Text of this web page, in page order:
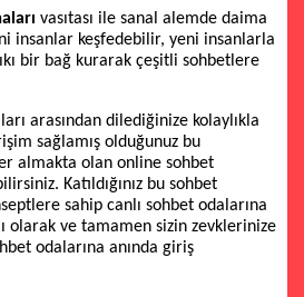
vasıtası ile sanal alemde daima
insanlar keşfedebilir, yeni insanlarla
bir bağ kurarak çeşitli sohbetlere
arasından dilediğinize kolaylıkla
sağlamış olduğunuz bu
almakta olan online sohbet
Katıldığınız bu sohbet
sahip canlı sohbet odalarına
olarak ve tamamen sizin zevklerinize
odalarına anında giriş